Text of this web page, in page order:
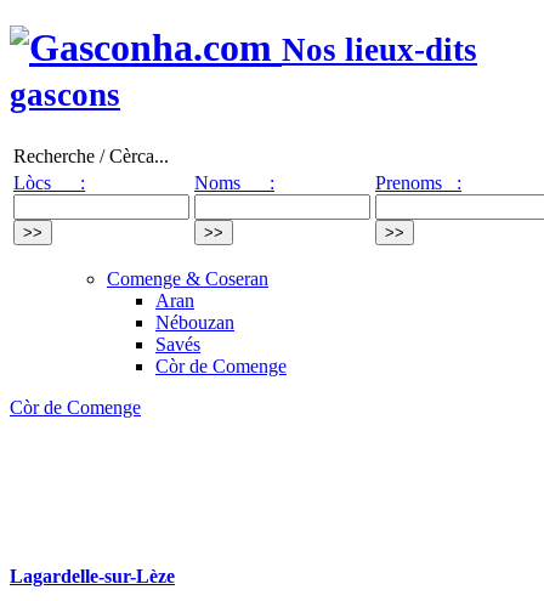
Nos lieux-dits
gascons
Recherche / Cèrca...
Lòcs :
Noms : Prenoms :
Comenge & Coseran
Aran
Nébouzan
Savés
Còr de Comenge
Còr de Comenge
Lagardelle-sur-Lèze